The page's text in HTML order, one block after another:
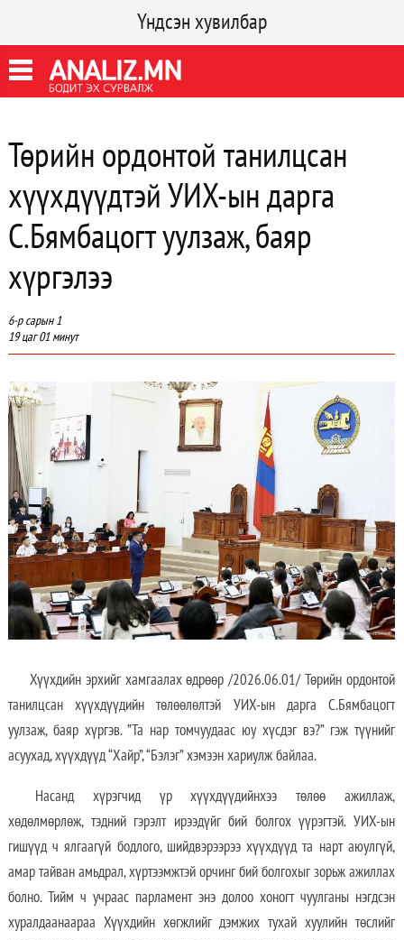
Үндсэн хувилбар
Төрийн ордонтой танилцсан
хүүхдүүдтэй УИХ-ын дарга
С.Бямбацогт уулзаж, баяр
хүргэлээ
6-р сарын 1
19 цаг 01 минут
Хүүхдийн эрхийг хамгаалах өдрөөр /2026.06.01/ Төрийн ордонтой
танилцсан хүүхдүүдийн төлөөлөлтэй УИХ-ын дарга С.Бямбацогт
уулзаж, баяр хүргэв. ”Та нар томчуудаас юу хүсдэг вэ?” гэж түүнийг
асуухад, хүүхдүүд “Хайр”, “Бэлэг” хэмээн хариулж байлаа.
Насанд хүрэгчид үр хүүхдүүдийнхээ төлөө ажиллаж,
хөдөлмөрлөж, тэдний гэрэлт ирээдүйг бий болгох үүрэгтэй. УИХ-ын
гишүүд ч ялгаагүй бодлого, шийдвэрээрээ хүүхдүүд та нарт аюулгүй,
амар тайван амьдрал, хүртээмжтэй орчинг бий болгохыг зорьж ажиллах
болно. Тийм ч учраас парламент энэ долоо хоногт чуулганы нэгдсэн
хуралдаанаараа Хүүхдийн хөгжлийг дэмжих тухай хуулийн төслийг